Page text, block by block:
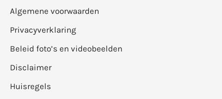
Algemene voorwaarden
Privacyverklaring
Beleid foto’s en videobeelden
Disclaimer
Huisregels